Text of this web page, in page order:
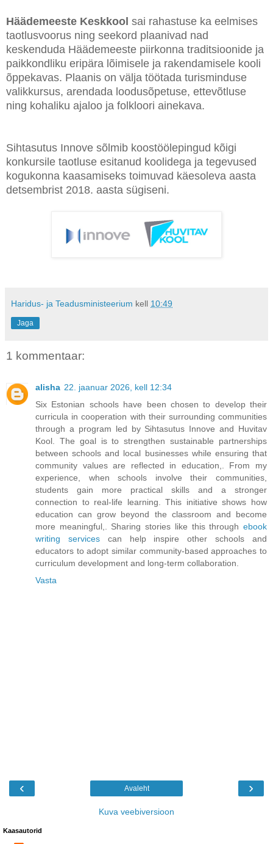
Häädemeeste Keskkool sai rahastuse ka eelmises
taotlusvoorus ning seekord plaanivad nad
keskenduda Häädemeeste piirkonna traditsioonide ja
paikkondliku eripära lõimisele ja rakendamisele kooli
õppekavas. Plaanis on välja töötada turisminduse
valikkursus, arendada loodusõpetuse, ettevõtluse
ning kohaliku ajaloo ja folkloori ainekava.
Sihtasutus Innove sõlmib koostöölepingud kõigi
konkursile taotluse esitanud koolidega ja tegevused
kogukonna kaasamiseks toimuvad käesoleva aasta
detsembrist 2018. aasta sügiseni.
Haridus- ja Teadusministeerium kell 10:49
Jaga
1 kommentaar:
alisha 22. jaanuar 2026, kell 12:34
Six Estonian schools have been chosen to develop their
curricula in cooperation with their surrounding communities
through a program led by Sihtasutus Innove and Huvitav
Kool. The goal is to strengthen sustainable partnerships
between schools and local businesses while ensuring that
community values are reflected in education,. From my
experience, when schools involve their communities,
students gain more practical skills and a stronger
connection to real-life learning. This initiative shows how
education can grow beyond the classroom and become
more meaningful,. Sharing stories like this through ebook
writing servicescan help inspire other schools and
educators to adopt similar community-based approaches to
curriculum development and long-term collaboration.
Vasta
‹ ›
Avaleht
Kuva veebiversioon
Kaasautorid